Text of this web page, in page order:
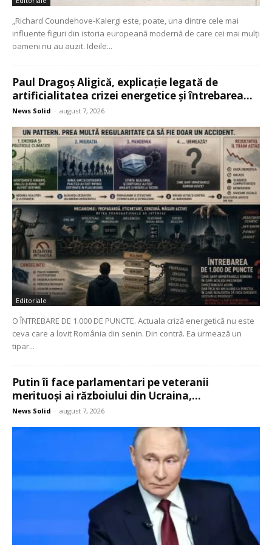
„Richard Coundehove-Kalergi este, poate, una dintre cele mai
influente figuri din istoria europeană modernă de care cei mai mulți
oameni nu au auzit. Ideile...
Paul Dragoș Aligică, explicație legată de
artificialitatea crizei energetice și întrebarea...
News Solid - august 7, 2026
Editoriale
O ÎNTREBARE DE 1.000 DE PUNCTE. Actuala criză energetică nu este
ceva care a lovit România din senin. Din contră. Ea urmează un
tipar...
Putin îi face parlamentari pe veteranii
merituoși ai războiului din Ucraina,...
News Solid - august 7, 2026